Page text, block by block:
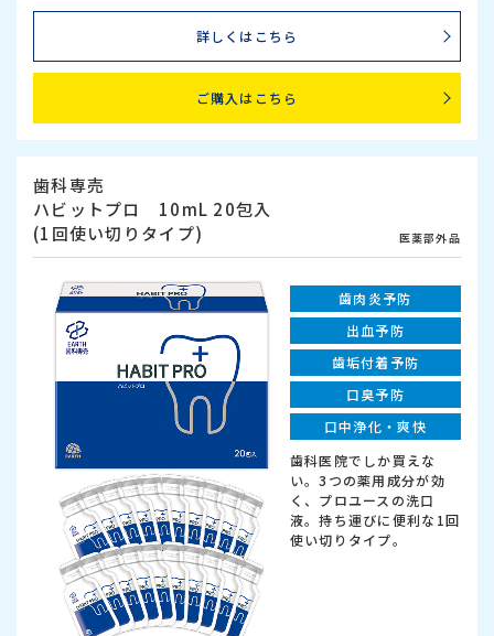
詳しくはこちら
ご購入はこちら
歯科専売
ハビットプロ 10mL 20包入
(1回使い切りタイプ)
医薬部外品
歯肉炎予防
出血予防
歯垢付着予防
口臭予防
口中浄化・爽快
歯科医院でしか買えな
い。3つの薬用成分が効
く、プロユースの洗口
液。持ち運びに便利な1回
使い切りタイプ。